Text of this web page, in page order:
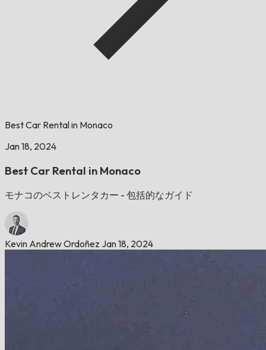
Best Car Rental in Monaco
Jan 18, 2024
Best Car Rental in Monaco
モナコのベストレンタカー - 包括的なガイド
Kevin Andrew Ordoñez Jan 18, 2024